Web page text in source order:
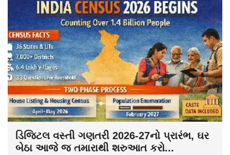
ડિજિટલ વસ્તી ગણતરી 2026-27નો પ્રારંભ, ઘર
બેઠા આજે જ તમારાથી શરુઆત કરો...